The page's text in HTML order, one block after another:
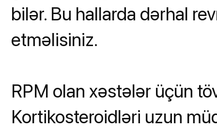
bilər. Bu hallarda dərhal
etməlisiniz.
RPM olan xəstələr üçün
Kortikosteroidləri uzun